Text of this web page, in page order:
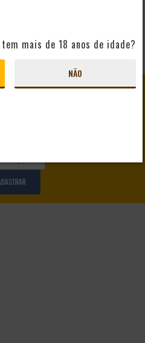
DESCONTO
tem mais de 18 anos de idade?
NÃO